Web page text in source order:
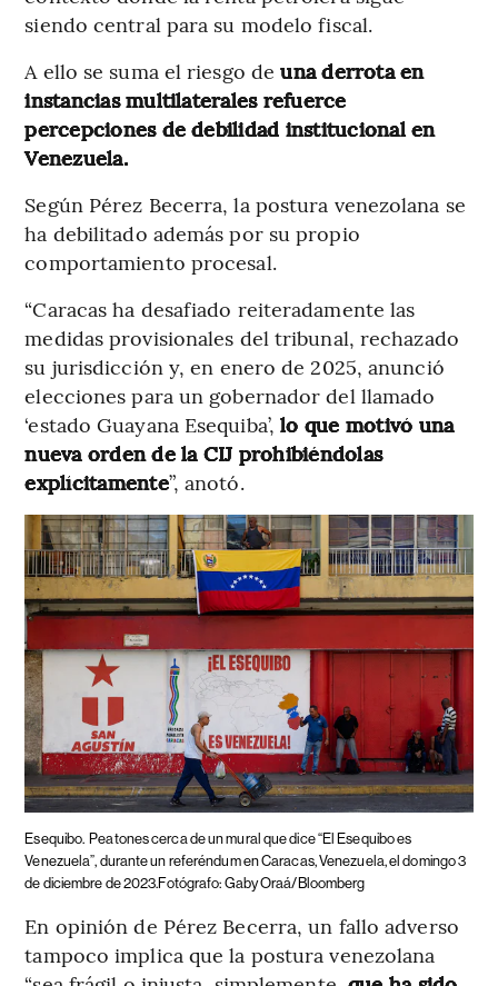
siendo central para su modelo fiscal.
A ello se suma el riesgo de una derrota en
instancias multilaterales refuerce
percepciones de debilidad institucional en
Venezuela.
Según Pérez Becerra, la postura venezolana se
ha debilitado además por su propio
comportamiento procesal.
“Caracas ha desafiado reiteradamente las
medidas provisionales del tribunal, rechazado
su jurisdicción y, en enero de 2025, anunció
elecciones para un gobernador del llamado
‘estado Guayana Esequiba’, lo que motivó una
nueva orden de la CIJ prohibiéndolas
explícitamente”, anotó.
Esequibo. Peatones cerca de un mural que dice “El Esequibo es
Venezuela”, durante un referéndum en Caracas, Venezuela, el domingo 3
de diciembre de 2023.Fotógrafo: Gaby Oraá/Bloomberg
En opinión de Pérez Becerra, un fallo adverso
tampoco implica que la postura venezolana